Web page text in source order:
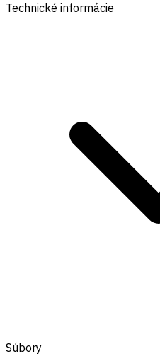
Technické informácie
Súbory